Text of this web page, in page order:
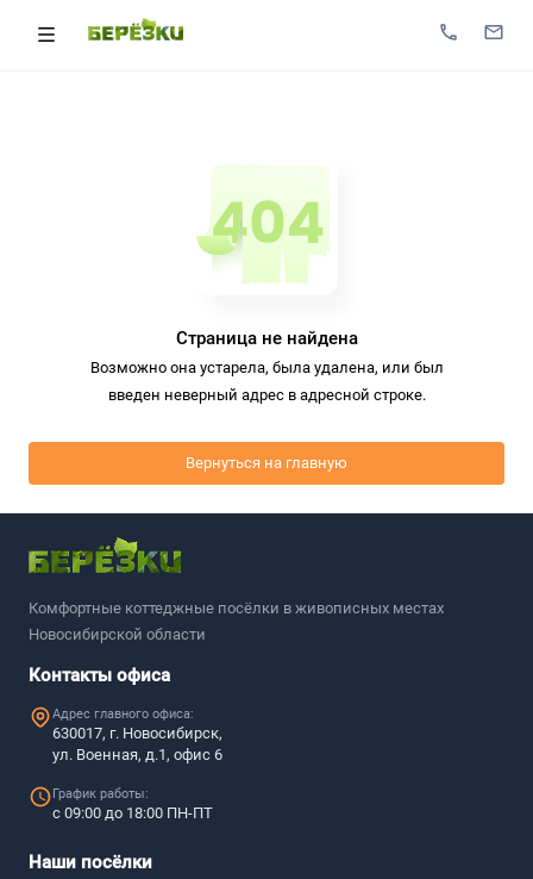
Страница не найдена
Возможно она устарела, была удалена, или был
введен неверный адрес в адресной строке.
Вернуться на главную
Комфортные коттеджные посёлки в живописных местах
Новосибирской области
Контакты офиса
Адрес главного офиса:
630017, г. Новосибирск,
ул. Военная, д.1, офис 6
График работы:
с 09:00 до 18:00 ПН-ПТ
Наши посёлки